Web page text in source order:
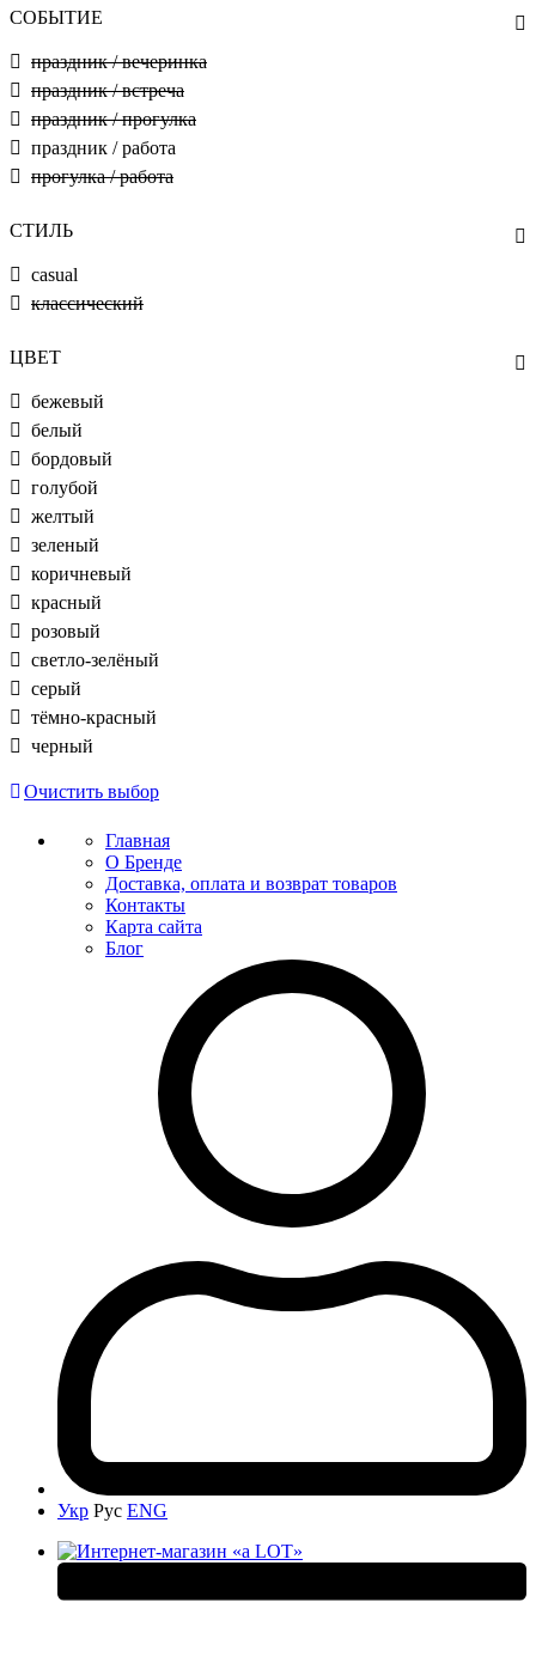
СОБЫТИЕ
праздник / вечеринка
праздник / встреча
праздник / прогулка
праздник / работа
прогулка / работа
СТИЛЬ
casual
классический
ЦВЕТ
бежевый
белый
бордовый
голубой
желтый
зеленый
коричневый
красный
розовый
светло-зелёный
серый
тёмно-красный
черный
Очистить выбор
Главная
О Бренде
Доставка, оплата и возврат товаров
Контакты
Карта сайта
Блог
Укр Рус ENG